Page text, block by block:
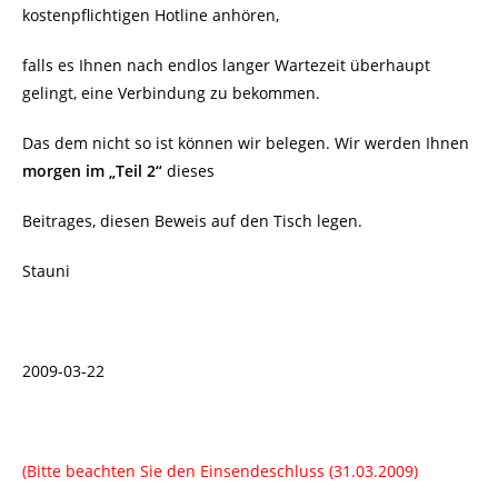
kostenpflichtigen Hotline anhören,
falls es Ihnen nach endlos langer Wartezeit überhaupt
gelingt, eine Verbindung zu bekommen.
Das dem nicht so ist können wir belegen. Wir werden Ihnen
morgen im „Teil 2“ dieses
Beitrages, diesen Beweis auf den Tisch legen.
Stauni
2009-03-22
(Bitte beachten Sie den Einsendeschluss (31.03.2009)